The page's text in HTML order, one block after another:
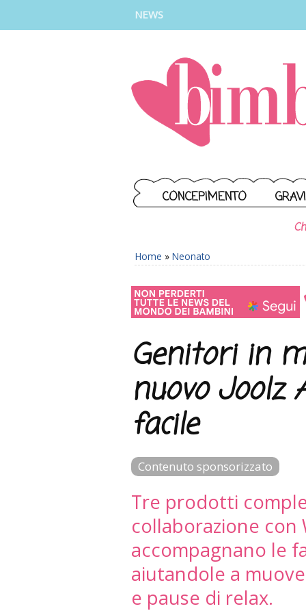
NEWS
CONCEPIMENTO
Home » Neonato
Genitori in
nuovo Joolz
facile
Contenuto sponsorizzato
Tre prodotti
collaborazione con
accompagnano le
aiutandole a
e pause di relax.